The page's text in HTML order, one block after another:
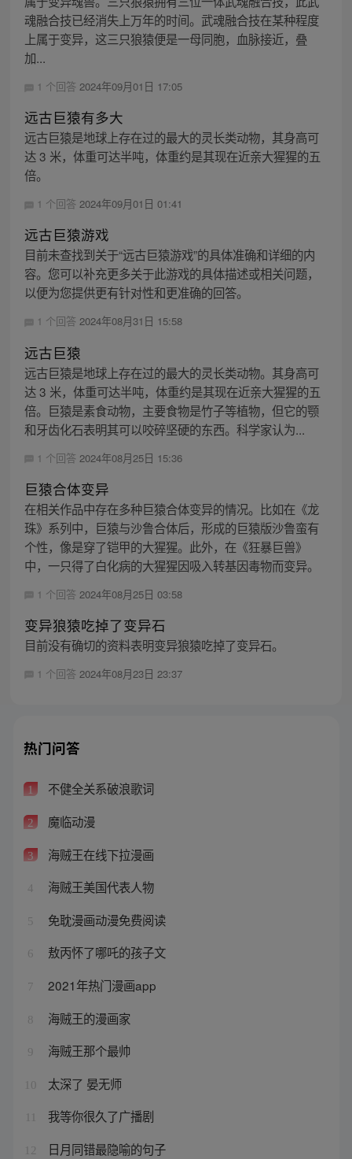
魂融合技已经消失上万年的时间。武魂融合技在某种程度
上属于变异，这三只狼猿便是一母同胞，血脉接近，叠
加...
1 个回答 2024年09月01日 17:05
远古巨猿有多大
远古巨猿是地球上存在过的最大的灵长类动物，其身高可
达 3 米，体重可达半吨，体重约是其现在近亲大猩猩的五
倍。
1 个回答 2024年09月01日 01:41
远古巨猿游戏
目前未查找到关于“远古巨猿游戏”的具体准确和详细的内
容。您可以补充更多关于此游戏的具体描述或相关问题，
以便为您提供更有针对性和更准确的回答。
1 个回答 2024年08月31日 15:58
远古巨猿
远古巨猿是地球上存在过的最大的灵长类动物。其身高可
达 3 米，体重可达半吨，体重约是其现在近亲大猩猩的五
倍。巨猿是素食动物，主要食物是竹子等植物，但它的颚
和牙齿化石表明其可以咬碎坚硬的东西。科学家认为...
1 个回答 2024年08月25日 15:36
巨猿合体变异
在相关作品中存在多种巨猿合体变异的情况。比如在《龙
珠》系列中，巨猿与沙鲁合体后，形成的巨猿版沙鲁蛮有
个性，像是穿了铠甲的大猩猩。此外，在《狂暴巨兽》
中，一只得了白化病的大猩猩因吸入转基因毒物而变异。
1 个回答 2024年08月25日 03:58
变异狼猿吃掉了变异石
目前没有确切的资料表明变异狼猿吃掉了变异石。
1 个回答 2024年08月23日 23:37
热门问答
1 不健全关系破浪歌词
2 魔临动漫
3 海贼王在线下拉漫画
4 海贼王美国代表人物
5 免耽漫画动漫免费阅读
6 敖丙怀了哪吒的孩子文
7 2021年热门漫画app
8 海贼王的漫画家
9 海贼王那个最帅
10 太深了 晏无师
我等你很久了广播剧
12 日月同错最隐喻的句子